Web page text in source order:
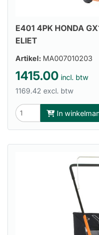
E401 4PK HONDA
ELIET
Artikel: MA007010203
1415.00 incl. btw
1169.42 excl. btw
In